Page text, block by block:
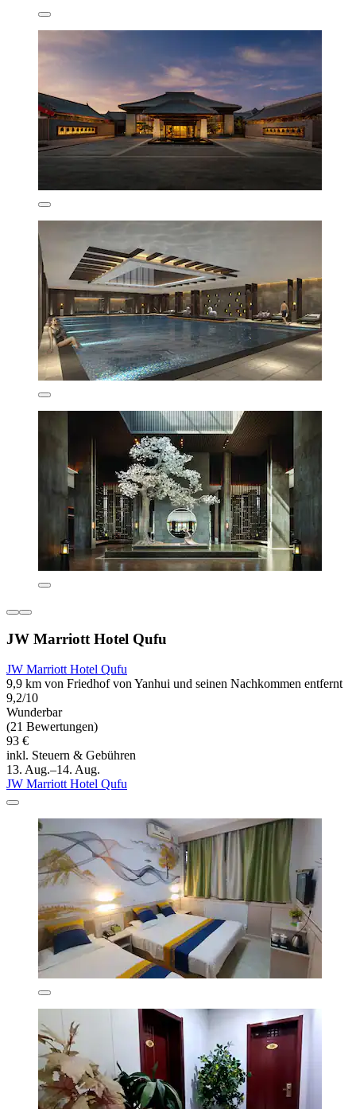
JW Marriott Hotel Qufu
JW Marriott Hotel Qufu
9,9 km von Friedhof von Yanhui und seinen Nachkommen entfernt
9,2/10
Wunderbar
(21 Bewertungen)
93 €
inkl. Steuern & Gebühren
13. Aug.–14. Aug.
JW Marriott Hotel Qufu